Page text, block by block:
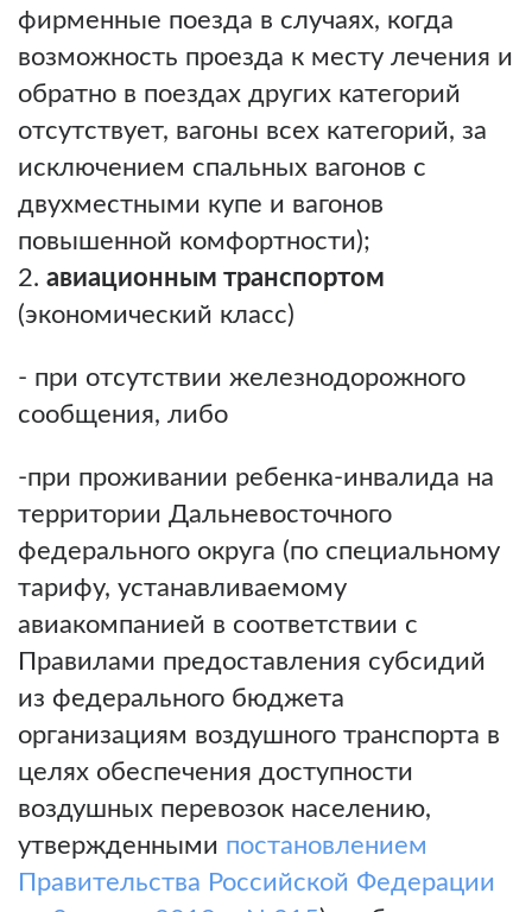
фирменные поезда в случаях, когда
возможность проезда к месту лечения и
обратно в поездах других категорий
отсутствует, вагоны всех категорий, за
исключением спальных вагонов с
двухместными купе и вагонов
повышенной комфортности);
авиационным транспортом
(экономический класс)
- при отсутствии железнодорожного
сообщения, либо
-при проживании ребенка-инвалида на
территории Дальневосточного
федерального округа (по специальному
тарифу, устанавливаемому
авиакомпанией в соответствии с
Правилами предоставления субсидий
из федерального бюджета
организациям воздушного транспорта в
целях обеспечения доступности
воздушных перевозок населению,
утвержденными постановлением
Правительства Российской Федерации